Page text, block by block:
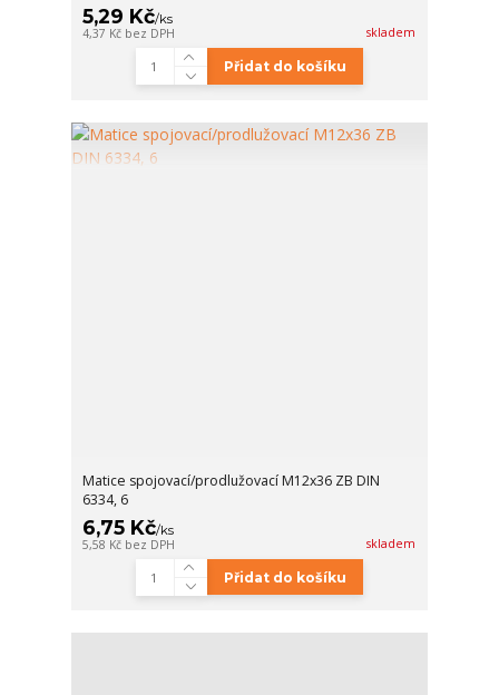
5,29 Kč/ks
4,37 Kč bez DPH skladem
Přidat do košíku
Matice spojovací/prodlužovací M12x36 ZB DIN
6334, 6
6,75 Kč/ks
5,58 Kč bez DPH skladem
Přidat do košíku